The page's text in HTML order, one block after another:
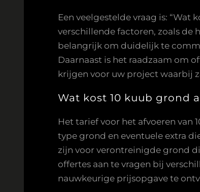
Een veelgestelde vraag is: “Wat
verschillende factoren, zoals de
belangrijk om duidelijk te
Daarnaast is het raadzaam om
krijgen voor uw project waarbij
Wat kost 10 kuub grond
Het tarief voor het afvoeren van
type grond en eventuele extra
zijn voor verontreinigde grond
offertes aan te vragen bij
nauwkeurige prijsopgave te